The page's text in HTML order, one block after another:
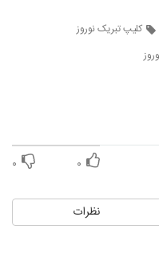
کلیپ تبریک نوروز
۰ ۰
نظرات